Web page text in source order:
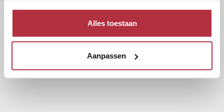
Alles toestaan
Aanpassen